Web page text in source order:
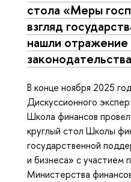
стола «Меры
взгляд
нашли отражение
законодательства
В конце ноября 2025
Дискуссионного
Школа финансов
круглый стол Школы
государственной
и бизнеса» с участием
Министерства